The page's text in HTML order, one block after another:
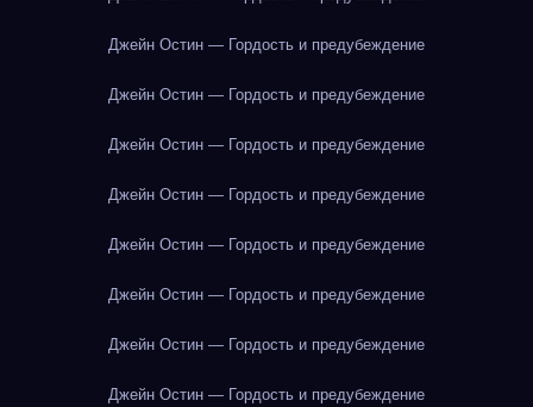
Джейн Остин — Гордость и предубеждение
Джейн Остин — Гордость и предубеждение
Джейн Остин — Гордость и предубеждение
Джейн Остин — Гордость и предубеждение
Джейн Остин — Гордость и предубеждение
Джейн Остин — Гордость и предубеждение
Джейн Остин — Гордость и предубеждение
Джейн Остин — Гордость и предубеждение